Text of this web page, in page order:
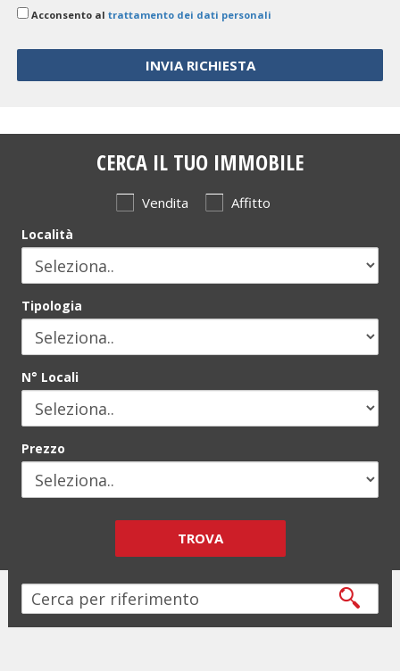
Acconsento al trattamento dei dati personali
CERCA IL TUO IMMOBILE
Vendita Affitto
Località
Tipologia
N° Locali
Prezzo
TROVA